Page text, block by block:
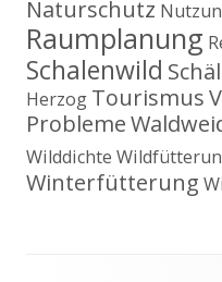
Naturschutz
Raumplanung
Schalenwild
Herzog Tourismus
Probleme
Wilddichte
Winterfütterung